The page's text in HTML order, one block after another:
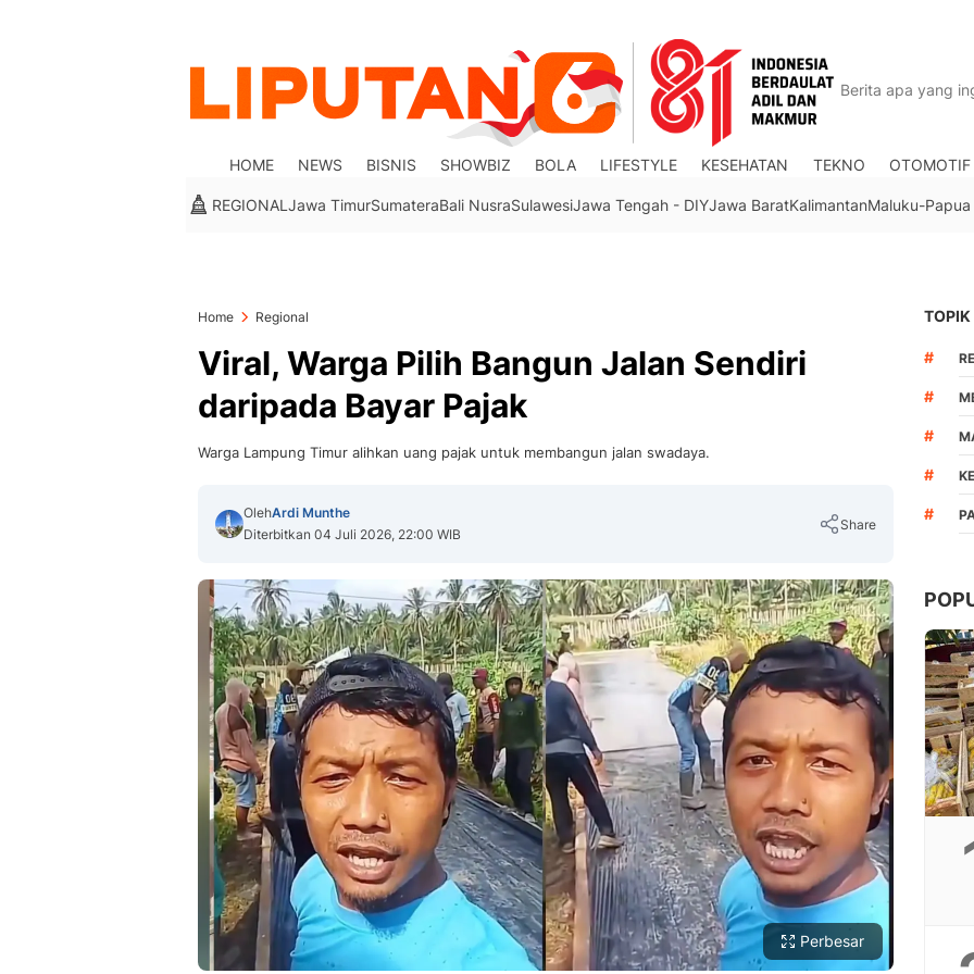
HOME NEWS BISNIS SHOWBIZ BOLA LIFESTYLE KESEHATAN TEKNO OTOMOTIF
REGIONAL Jawa TimurSumateraBali NusraSulawesiJawa Tengah - DIYJawa BaratKalimantanMaluku-Papua
Home Regional
Viral, Warga Pilih Bangun Jalan Sendiri
daripada Bayar Pajak
Warga Lampung Timur alihkan uang pajak untuk membangun jalan swadaya.
OlehArdi Munthe
Diterbitkan 04 Juli 2026, 22:00 WIB
Share
Copy Link
Perbesar
TOPIK
#
#
#
#
#